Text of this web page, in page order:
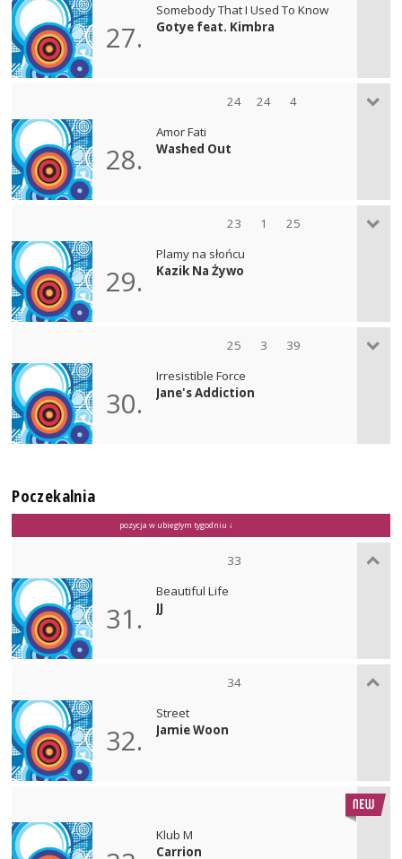
27.
Somebody That I Used To Know
Gotye feat. Kimbra
24 24 4
28.
Amor Fati
Washed Out
23 1 25
29.
Plamy na słońcu
Kazik Na Żywo
25 3 39
30.
Irresistible Force
Jane's Addiction
Poczekalnia
pozycja w ubiegłym tygodniu ↓
33
31.
Beautiful Life
JJ
34
32.
Street
Jamie Woon
Klub M
Carrion